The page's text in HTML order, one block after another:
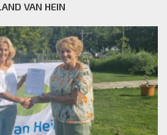
VAN HEIN